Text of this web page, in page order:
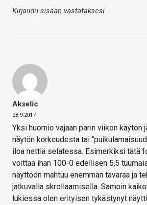
Kirjaudu sisään vastataksesi
Akselic
28.9.2017
Yksi huomio vajaan parin viikon käytön
näytön korkeudesta tai
iloa nettiä selatessa. Esimerkiksi tätä
voittaa ihan 100-0 edellisen 5,5
näyttöön mahtuu enemmän tavaraa ja
jatkuvalla skrollaamisella. Samoin
lukiessa olen erityisen tykästynyt